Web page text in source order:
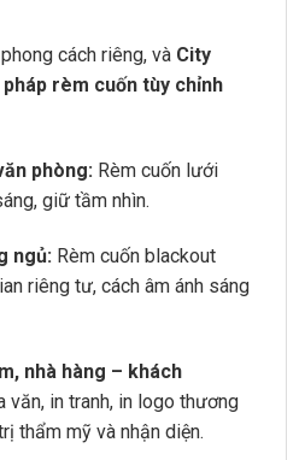
cách riêng, và City
rèm cuốn tùy chỉnh
phòng:Rèm cuốn lưới
giữ tầm nhìn.
ngủ:Rèm cuốn blackout
riêng tư, cách âm ánh sáng
nhà hàng – khách
văn, in tranh, in logo thương
thẩm mỹ và nhận diện.